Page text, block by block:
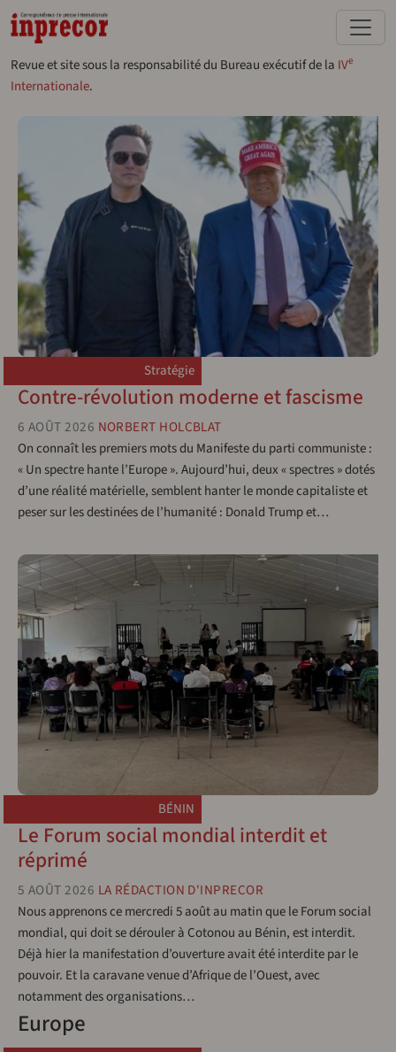
Aller au contenu principal
Revue et site sous la responsabilité du Bureau exécutif de la IVe
Internationale.
Stratégie
Contre-révolution moderne et fascisme
6 AOÛT 2026 NORBERT HOLCBLAT
On connaît les premiers mots du Manifeste du parti communiste :
« Un spectre hante l’Europe ». Aujourd’hui, deux « spectres » dotés
d’une réalité matérielle, semblent hanter le monde capitaliste et
peser sur les destinées de l’humanité : Donald Trump et…
BÉNIN
Le Forum social mondial interdit et
réprimé
5 AOÛT 2026 LA RÉDACTION D'INPRECOR
Nous apprenons ce mercredi 5 août au matin que le Forum social
mondial, qui doit se dérouler à Cotonou au Bénin, est interdit.
Déjà hier la manifestation d’ouverture avait été interdite par le
pouvoir. Et la caravane venue d’Afrique de l’Ouest, avec
notamment des organisations…
Europe